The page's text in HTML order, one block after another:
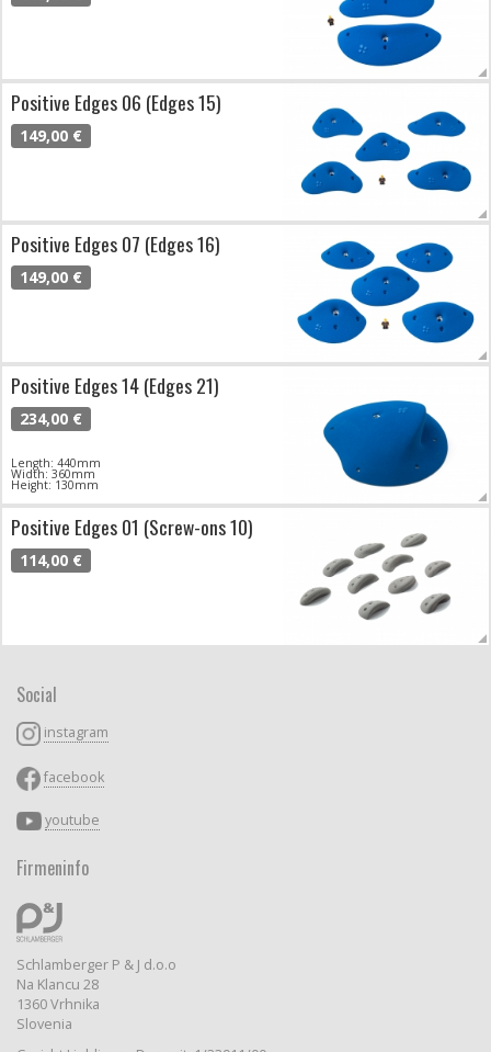
Positive Edges 06 (Edges 15)
149,00 €
Positive Edges 07 (Edges 16)
149,00 €
Positive Edges 14 (Edges 21)
234,00 €
Length: 440mm
Width: 360mm
Height: 130mm
Positive Edges 01 (Screw-ons 10)
114,00 €
Social
instagram
facebook
youtube
Firmeninfo
Schlamberger P & J d.o.o
Na Klancu 28
1360 Vrhnika
Slovenia